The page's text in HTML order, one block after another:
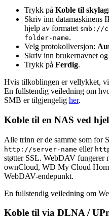
Trykk på Koble til
Skriv inn datamaskinens
hjelp av formatet smb://
folder-name.
Velg protokollversjon:
Skriv inn brukernavnet
Trykk på Ferdig.
Hvis tilkoblingen er vellykket,
En fullstendig veiledning om
SMB er tilgjengelig her.
Koble til en NAS ved
Alle trinn er de samme som
http://server-name eller
støtter SSL. WebDAV fungerer
ownCloud, WD My Cloud
WebDAV-endepunkt.
En fullstendig veiledning om
Koble til via DLNA /